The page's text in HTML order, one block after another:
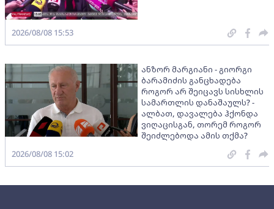
2026/08/08 15:53
ანზორ მარგიანი - გიორგი
ბარამიძის განცხადება
როგორ არ შეიცავს სისხლის
სამართლის დანაშაულს? -
ალბათ, დავალება ჰქონდა
ვიღაცისგან, თორემ როგორ
შეიძლებოდა ამის თქმა?
2026/08/08 15:02